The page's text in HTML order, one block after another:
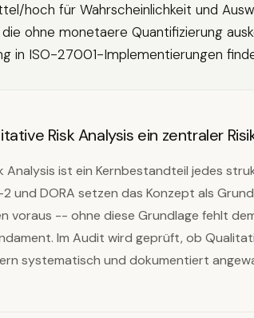
hoch für Wahrscheinlichkeit und
ohne monetaere Quantifizierung
in ISO-27001-Implementierungen
Risk Analysis ein zentraler
Analysis ist ein Kernbestandteil jedes
2 und DORA setzen das Konzept als
voraus -- ohne diese Grundlage fehlt
Im Audit wird geprüft, ob
systematisch und dokumentiert